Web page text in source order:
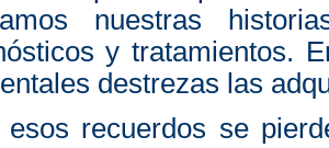
nuestras
y tratamientos.
destrezas las
esos recuerdos se